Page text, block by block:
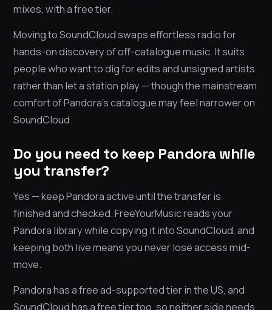
mixes, with a free tier.
Moving to SoundCloud swaps effortless radio for
hands-on discovery of off-catalogue music. It suits
people who want to dig for edits and unsigned artists
rather than let a station play — though the mainstream
comfort of Pandora’s catalogue may feel narrower on
SoundCloud.
Do you need to keep Pandora while
you transfer?
Yes — keep Pandora active until the transfer is
finished and checked. FreeYourMusic reads your
Pandora library while copying it into SoundCloud, and
keeping both live means you never lose access mid-
move.
Pandora has a free ad-supported tier in the US, and
SoundCloud has a free tier too, so neither side needs